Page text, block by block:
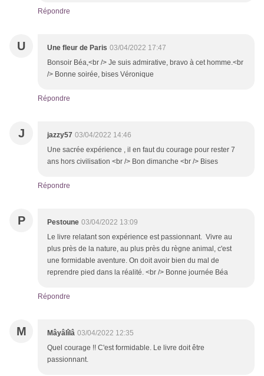
Répondre
U Une fleur de Paris 03/04/2022 17:47
Bonsoir Béa,<br /> Je suis admirative, bravo à cet homme.<br
/> Bonne soirée, bises Véronique
Répondre
J jazzy57 03/04/2022 14:46
Une sacrée expérience , il en faut du courage pour rester 7
ans hors civilisation <br /> Bon dimanche <br /> Bises
Répondre
P Pestoune 03/04/2022 13:09
Le livre relatant son expérience est passionnant. Vivre au
plus près de la nature, au plus près du règne animal, c'est
une formidable aventure. On doit avoir bien du mal de
reprendre pied dans la réalité. <br /> Bonne journée Béa
Répondre
M Mâyâlîlâ 03/04/2022 12:35
Quel courage !! C'est formidable. Le livre doit être
passionnant.